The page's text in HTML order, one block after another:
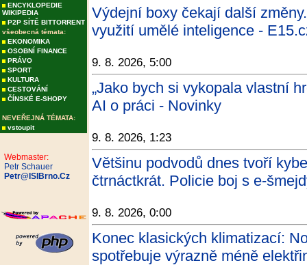
ENCYKLOPEDIE
WIKIPEDIA
P2P SÍTĚ BITTORRENT
všeobecná témata:
EKONOMIKA
OSOBNÍ FINANCE
PRÁVO
SPORT
KULTURA
CESTOVÁNÍ
ČÍNSKÉ E-SHOPY
NEVEŘEJNÁ TÉMATA:
vstoupit
Webmaster:
Petr Schauer
Petr@ISIBrno.Cz
Výdejní boxy čekají další
využití umělé inteligence -
9. 8. 2026, 5:00
„Jako bych si vykopala vlastní
AI o práci - Novinky
9. 8. 2026, 1:23
Většinu podvodů dnes tvoří
čtrnáctkrát. Policie boj s e-
9. 8. 2026, 0:00
Konec klasických klimatizací:
spotřebuje výrazně méně